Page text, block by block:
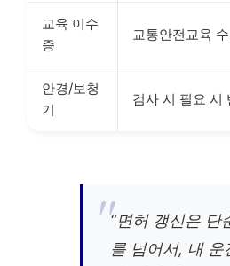
교육 이수
증
교통안전교육
안경/보청
기
검사 시 필요 시
“면허 갱신은 단
를 넘어서, 내 운